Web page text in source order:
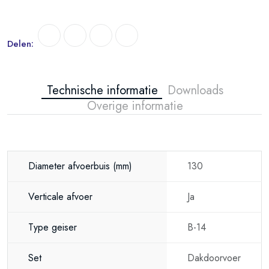
Delen:
Technische informatie
Downloads
Overige informatie
Diameter afvoerbuis (mm) 130
Verticale afvoer Ja
Type geiser B-14
Set Dakdoorvoer